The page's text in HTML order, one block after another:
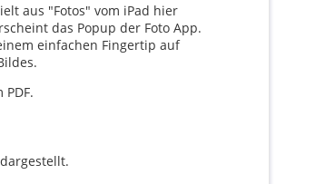
aus "Fotos" vom iPad hier
das Popup der Foto App.
einfachen Fingertip auf